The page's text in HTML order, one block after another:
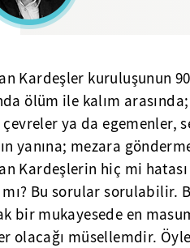
Kardeşler kuruluşunun
ölüm ile kalım
ya da egemenler,
yanına; mezara
Kardeşlerin hiç mi hatası
mı? Bu sorular sorulabilir.
bir mukayesede en
olacağı müsellemdir.